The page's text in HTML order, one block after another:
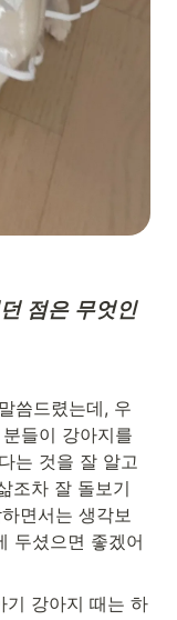
점은 무엇인
씀드렸는데, 우
들이 강아지를
는 것을 잘 알고
조차 잘 돌보기
면서는 생각보
두셨으면 좋겠어
기 강아지 때는 하